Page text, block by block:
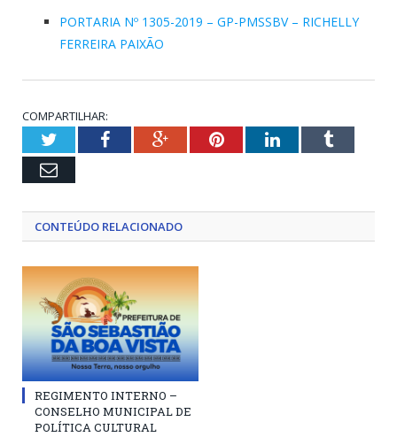
PORTARIA Nº 1305-2019 – GP-PMSSBV – RICHELLY
FERREIRA PAIXÃO
COMPARTILHAR:
TwitterFacebookGoogle+PinterestLinkedInTumblr
Email
CONTEÚDO RELACIONADO
REGIMENTO INTERNO –
CONSELHO MUNICIPAL DE
POLÍTICA CULTURAL